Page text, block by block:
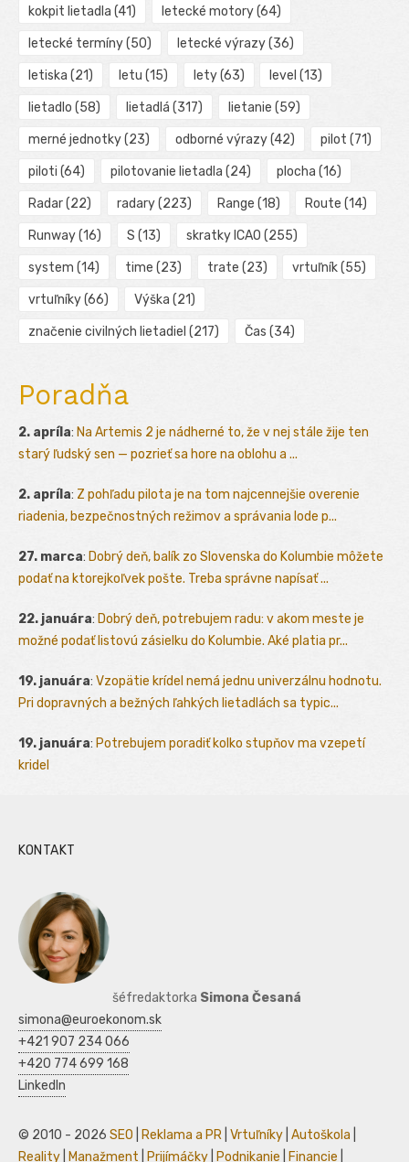
kokpit lietadla (41) letecké motory(64)
letecké termíny(50) letecké výrazy(36)
letiska (21) letu (15) lety(63) level (13)
lietadlo (58) lietadlá (317) lietanie (59)
merné jednotky(23) odborné výrazy(42) pilot (71)
piloti (64) pilotovanie lietadla (24) plocha (16)
Radar(22) radary(223) Range (18) Route (14)
Runway(16) S (13) skratky ICAO (255)
system (14) time (23) trate (23) vrtuľník(55)
vrtuľníky(66) Výška (21)
značenie civilných lietadiel (217) Čas (34)
Poradňa
2. apríla: Na Artemis 2 je nádherné to, že v nej stále žije ten
starý ľudský sen — pozrieť sa hore na oblohu a ...
2. apríla: Z pohľadu pilota je na tom najcennejšie overenie
riadenia, bezpečnostných režimov a správania lode p...
27. marca: Dobrý deň, balík zo Slovenska do Kolumbie môžete
podať na ktorejkoľvek pošte. Treba správne napísať ...
22. januára: Dobrý deň, potrebujem radu: v akom meste je
možné podať listovú zásielku do Kolumbie. Aké platia pr...
19. januára: Vzopätie krídel nemá jednu univerzálnu hodnotu.
Pri dopravných a bežných ľahkých lietadlách sa typic...
19. januára: Potrebujem poradiť kolko stupňov ma vzepetí
kridel
KONTAKT
šéfredaktorka Simona Česaná
simona@euroekonom.sk
+421 907 234 066
+420 774 699 168
LinkedIn
© 2010 - 2026 SEO Reklama a PR Vrtuľníky Autoškola
Reality
Manažment Prijímáčky Podnikanie Financie